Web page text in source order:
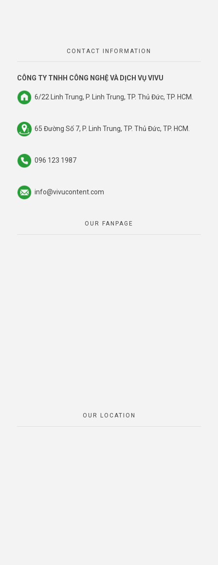
CONTACT INFORMATION
CÔNG TY TNHH CÔNG NGHỆ VÀ DỊCH VỤ VIVU
6/22 Linh Trung, P. Linh Trung, TP. Thủ Đức, TP. HCM.
65 Đường Số 7, P. Linh Trung, TP. Thủ Đức, TP. HCM.
096 123 1987
info@vivucontent.com
OUR FANPAGE
OUR LOCATION